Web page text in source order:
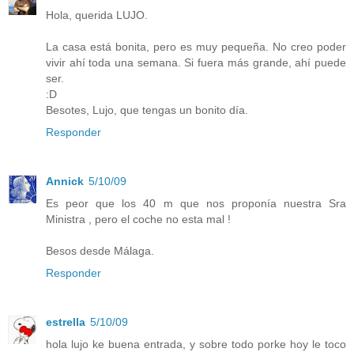
Hola, querida LUJO.
La casa está bonita, pero es muy pequeña. No creo poder
vivir ahí toda una semana. Si fuera más grande, ahí puede
ser.
:D
Besotes, Lujo, que tengas un bonito día.
Responder
Annick 5/10/09
Es peor que los 40 m que nos proponía nuestra Sra
Ministra , pero el coche no esta mal !
Besos desde Málaga.
Responder
estrella 5/10/09
hola lujo ke buena entrada, y sobre todo porke hoy le toco